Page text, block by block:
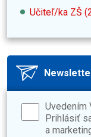
Učiteľ/ka ZŠ
Uvedením
Prihlásiť
a